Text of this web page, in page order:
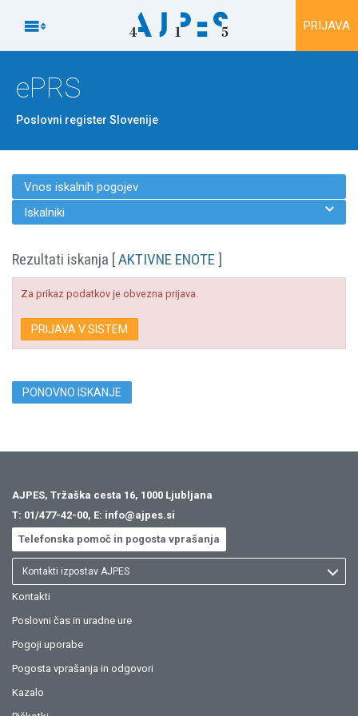
Na vsebino
 PRIJAVA
ePRS
Poslovni register Slovenije
Vnos iskalnih pogojev
Iskalniki

Rezultati iskanja [AKTIVNE ENOTE]
Za prikaz podatkov je obvezna prijava.
PRIJAVA V SISTEM
PONOVNO ISKANJE
AJPES, Tržaška cesta 16, 1000 Ljubljana
T: 01/477-42-00, E: info@ajpes.si
Telefonska pomoč in pogosta vprašanja
Kontakti izpostav AJPES
Kontakti
Poslovni čas in uradne ure
Pogoji uporabe
Pogosta vprašanja in odgovori
Kazalo